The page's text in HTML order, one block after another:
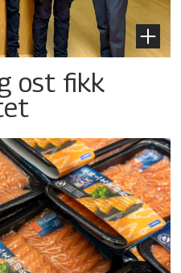
ost fikk